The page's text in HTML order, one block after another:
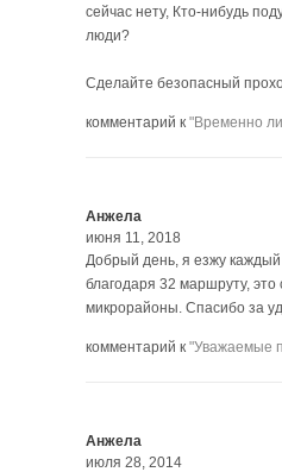
сейчас нету, Кто-нибудь
люди?
Сделайте безопасный
комментарий к "Временно
Анжела
июня 11, 2018
Добрый день, я езжу
благодаря 32 маршруту,
микрорайоны. Спасибо за
комментарий к "Уважаемые
Анжела
июля 28, 2014